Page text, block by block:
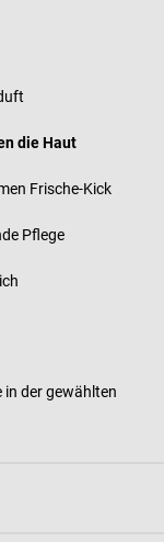
die Haut
Frische-Kick
Pflege
in der gewählten